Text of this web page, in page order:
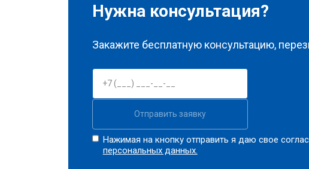
Нужна консультация?
Закажите бесплатную консультацию,
Отправить заявку
Нажимая на кнопку отправить я даю свое
персональных данных.